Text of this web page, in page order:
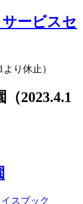
ービスセ
2023.4.1
スブック